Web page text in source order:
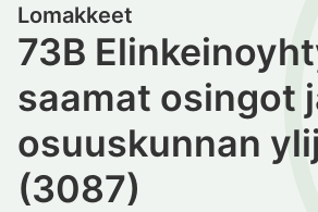
73B
saamat osingot
osuuskunnan
(3087)
Lomakkeet